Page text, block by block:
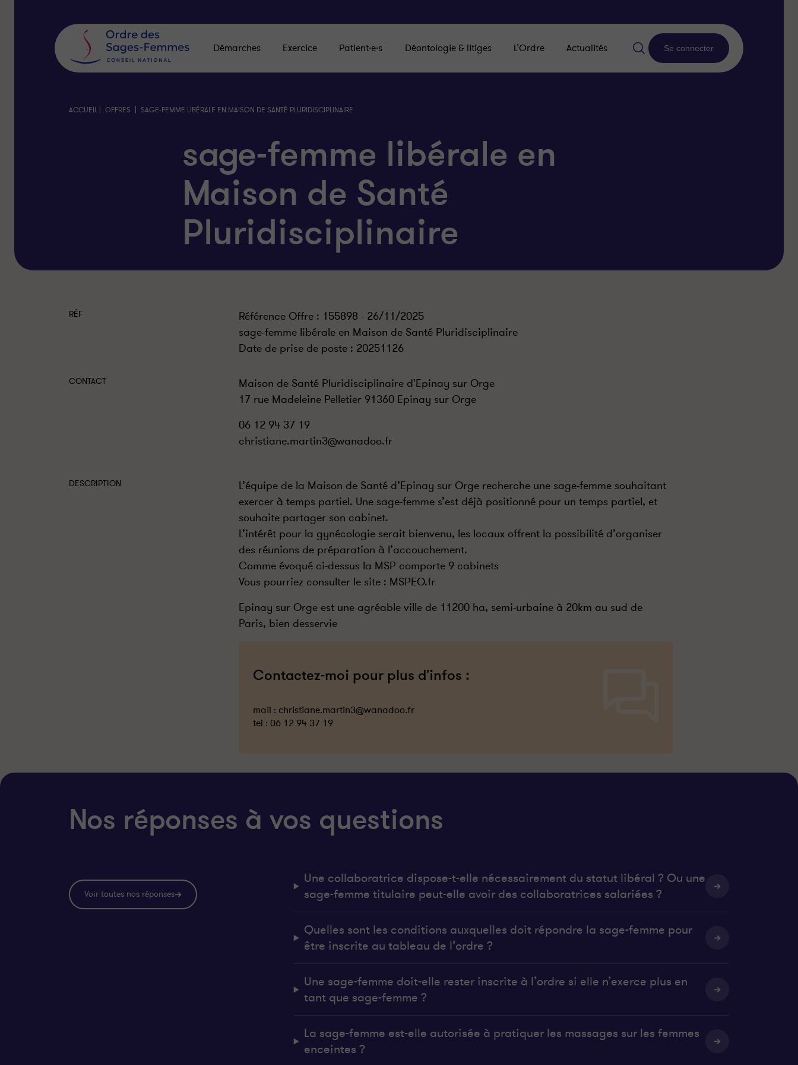
Démarches Exercice Patient·e·s Déontologie & litiges L’Ordre Actualités Se connecter
ACCUEIL | OFFRES | SAGE-FEMME LIBÉRALE EN MAISON DE SANTÉ PLURIDISCIPLINAIRE
sage-femme libérale en
Maison de Santé
Pluridisciplinaire
RÉF
Référence Offre : 155898 - 26/11/2025
sage-femme libérale en Maison de Santé Pluridisciplinaire
Date de prise de poste : 20251126
CONTACT
Maison de Santé Pluridisciplinaire d'Epinay sur Orge
17 rue Madeleine Pelletier 91360 Epinay sur Orge
06 12 94 37 19
christiane.martin3@wanadoo.fr
DESCRIPTION
L’équipe de la Maison de Santé d’Epinay sur Orge recherche une sage-femme souhaitant
exercer à temps partiel. Une sage-femme s’est déjà positionné pour un temps partiel, et
souhaite partager son cabinet.
L’intérêt pour la gynécologie serait bienvenu, les locaux offrent la possibilité d’organiser
des réunions de préparation à l’accouchement.
Comme évoqué ci-dessus la MSP comporte 9 cabinets
Vous pourriez consulter le site : MSPEO.fr
Epinay sur Orge est une agréable ville de 11200 ha, semi-urbaine à 20km au sud de
Paris, bien desservie
Contactez-moi pour plus d'infos :
mail : christiane.martin3@wanadoo.fr
tel : 06 12 94 37 19
Nos réponses à vos questions
Voir toutes nos réponses
Une collaboratrice dispose-t-elle nécessairement du statut libéral ? Ou une
sage-femme titulaire peut-elle avoir des collaboratrices salariées ?
Quelles sont les conditions auxquelles doit répondre la sage-femme pour
être inscrite au tableau de l’ordre ?
Une sage-femme doit-elle rester inscrite à l’ordre si elle n’exerce plus en
tant que sage-femme ?
La sage-femme est-elle autorisée à pratiquer les massages sur les femmes
enceintes ?